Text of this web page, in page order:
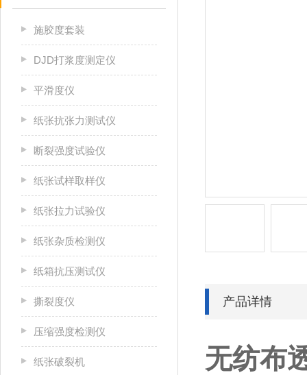
施胶度套装
DJD打浆度测定仪
平滑度仪
纸张抗张力测试仪
断裂强度试验仪
纸张试样取样仪
纸张拉力试验仪
纸张杂质检测仪
纸箱抗压测试仪
撕裂度仪
压缩强度检测仪
纸张破裂机
产品详情
无纺布